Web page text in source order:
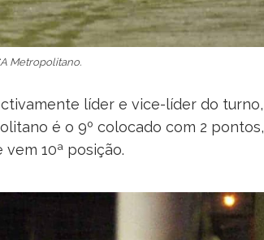
Metropolitano.
líder e vice-líder do turno,
é o 9º colocado com 2 pontos,
10ª posição.